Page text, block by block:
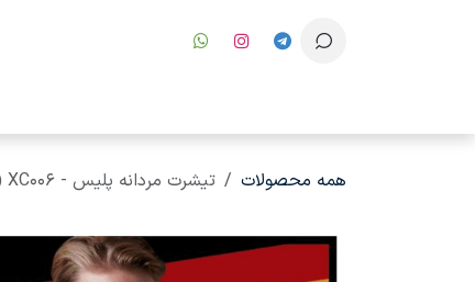
همه محصولات تیشرت مردانه پلیس - XC006 (اکسترا سایز)